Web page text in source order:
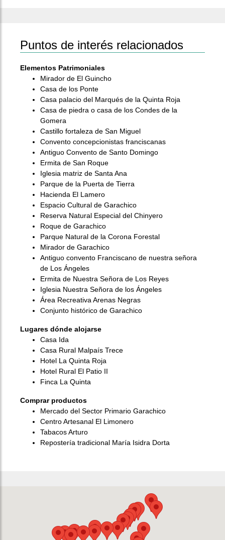
Puntos de interés relacionados
Elementos Patrimoniales
Mirador de El Guincho
Casa de los Ponte
Casa palacio del Marqués de la Quinta Roja
Casa de piedra o casa de los Condes de la
Gomera
Castillo fortaleza de San Miguel
Convento concepcionistas franciscanas
Antiguo Convento de Santo Domingo
Ermita de San Roque
Iglesia matriz de Santa Ana
Parque de la Puerta de Tierra
Hacienda El Lamero
Espacio Cultural de Garachico
Reserva Natural Especial del Chinyero
Roque de Garachico
Parque Natural de la Corona Forestal
Mirador de Garachico
Antiguo convento Franciscano de nuestra señora
de Los Ángeles
Ermita de Nuestra Señora de Los Reyes
Iglesia Nuestra Señora de los Ángeles
Área Recreativa Arenas Negras
Conjunto histórico de Garachico
Lugares dónde alojarse
Casa Ida
Casa Rural Malpaís Trece
Hotel La Quinta Roja
Hotel Rural El Patio II
Finca La Quinta
Comprar productos
Mercado del Sector Primario Garachico
Centro Artesanal El Limonero
Tabacos Arturo
Repostería tradicional María Isidra Dorta